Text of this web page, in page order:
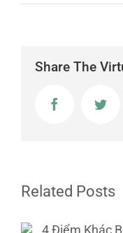
Share The
Facebook
Related Posts